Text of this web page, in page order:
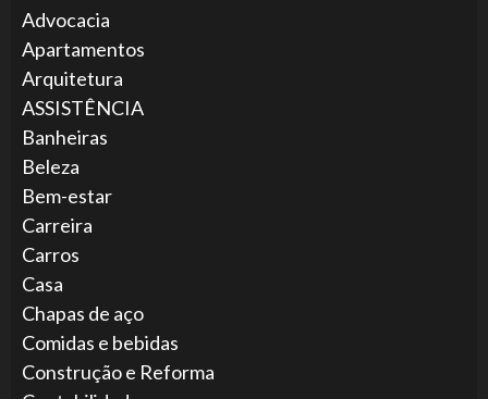
Advocacia
Apartamentos
Arquitetura
ASSISTÊNCIA
Banheiras
Beleza
Bem-estar
Carreira
Carros
Casa
Chapas de aço
Comidas e bebidas
Construção e Reforma